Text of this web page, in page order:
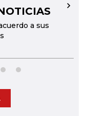
a sus
→